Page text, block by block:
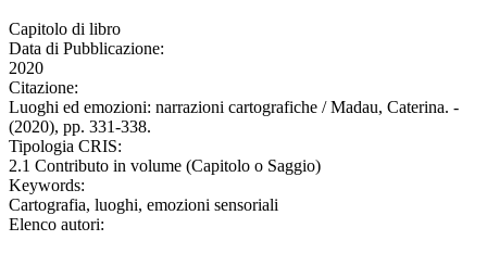
Capitolo di libro
Data di Pubblicazione:
2020
Citazione:
Luoghi ed emozioni: narrazioni cartografiche / Madau, Caterina. -
(2020), pp. 331-338.
Tipologia CRIS:
2.1 Contributo in volume (Capitolo o Saggio)
Keywords:
Cartografia, luoghi, emozioni sensoriali
Elenco autori: